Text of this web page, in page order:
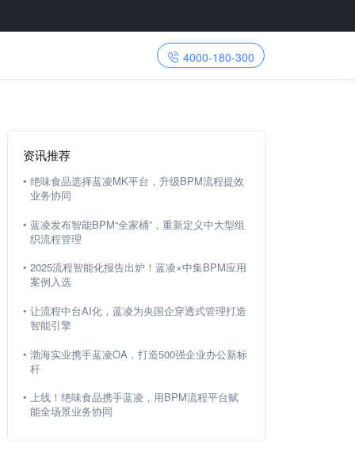
4000-180-300
资讯推荐
• 绝味食品选择蓝凌MK平台，升级BPM流程提效
业务协同
• 蓝凌发布智能BPM“全家桶”，重新定义中大型组
织流程管理
• 2025流程智能化报告出炉！蓝凌×中集BPM应用
案例入选
• 让流程中台AI化，蓝凌为央国企穿透式管理打造
智能引擎
• 渤海实业携手蓝凌OA，打造500强企业办公新标
杆
• 上线！绝味食品携手蓝凌，用BPM流程平台赋
能全场景业务协同